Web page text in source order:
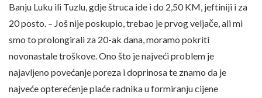
Banju Luku ili Tuzlu, gdje štruca ide i do 2,50 KM, jeftiniji i za
20 posto. – Još nije poskupio, trebao je prvog veljače, ali mi
smo to prolongirali za 20-ak dana, moramo pokriti
novonastale troškove. Ono što je najveći problem je
najavljeno povećanje poreza i doprinosa te znamo da je
najveće opterećenje plaće radnika u formiranju cijene